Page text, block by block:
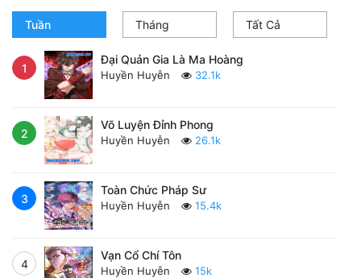
Tuần Tháng Tất Cả
1
Đại Quản Gia Là Ma Hoàng
Huyền Huyễn 32.1k
2
Võ Luyện Đỉnh Phong
Huyền Huyễn 26.1k
3
Toàn Chức Pháp Sư
Huyền Huyễn 15.4k
4
Vạn Cổ Chí Tôn
Huyền Huyễn 15k